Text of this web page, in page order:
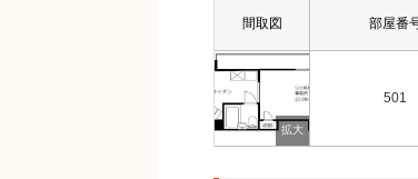
間取図 部屋番
501